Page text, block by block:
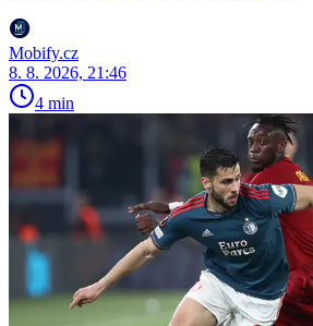
Mobify.cz
8. 8. 2026, 21:46
4 min